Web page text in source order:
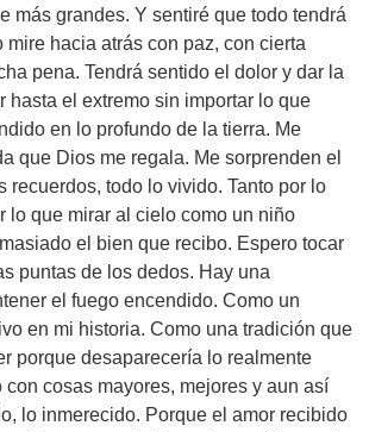
más grandes. Y sentiré que todo tendrá
mire hacia atrás con paz, con cierta
pena. Tendrá sentido el dolor y dar la
hasta el extremo sin importar lo que
en lo profundo de la tierra. Me
que Dios me regala. Me sorprenden el
recuerdos, todo lo vivido. Tanto por lo
lo que mirar al cielo como un niño
el bien que recibo. Espero tocar
puntas de los dedos. Hay una
el fuego encendido. Como un
en mi historia. Como una tradición que
porque desaparecería lo realmente
con cosas mayores, mejores y aun así
lo inmerecido. Porque el amor recibido